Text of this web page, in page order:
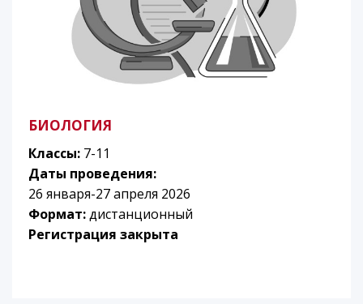
БИОЛОГИЯ
Классы: 7-11
Даты проведения:
26 января-27 апреля 2026
Формат:дистанционный
Регистрация закрыта